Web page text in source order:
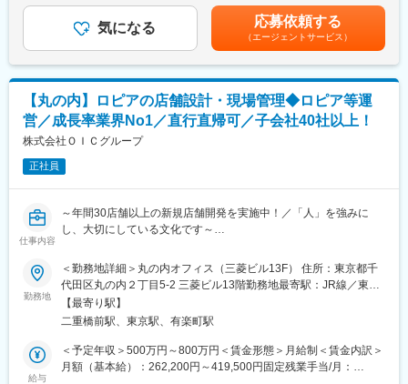
【お任せするのは、世界に1つだけの建物づくり】
手がける物件は、木造2×4工法、木造軸組構法の住宅及び軽量鉄
骨、重量鉄骨のアパート、福祉施設、店舗などです。
"完全自由設計"を掲げており、例えば「趣味のバイクを楽しむため
に、玄関をバイク2台が入る広さに」「公園の緑を見る
ために、あえてリビングを北側に」など、1つとして同じ設計はあ
りません。
日々、設計の楽しさを味わえます。
変更の範囲：会社の定める業務
・照度計算
・プランニングやコンセプト資料の作成
・営業担当と一緒に、クライアントの打合せに同行／ニーズやイ
・現場でのライティング調整作業
※先輩が一緒について教えますのでご安心ください。
・生活者視点を大切にした商品開発
現場やお客様の声を起点に、仮説検証と改良を素早く重ねる風土
す。
・小さく始め、大きく育てる経営スタイル
早期から裁量ある仕事をお任せしています。
・実力を正当に評価する人材育成環境
年次にとらわれず360度評価で成果や挑戦を評価。教育制度も充
実しており、職種の枠を越えた成長機会がございます。
変更の範囲：会社の定める業務
る可能性がございます。※休日出勤手当あり※リーダー職は固定残
業手当（50,000円／20～25h／超過分別途支給）※管理監督職は時
間外手当の対象外賃金はあくまでも目安の金額であり、選考を通
じて上下する可能性があります。月給(月額)は固定手当を含めた表
記です。
気になる 応募依頼する
（エージェントサービス）
【丸の内】ロピアの店舗設計・現場管理◆ロピア等運
営／成長率業界No1／直行直帰可／子会社40社以上！
株式会社ＯＩＣグループ
正社員
仕事内容
～年間30店舗以上の新規店舗開発を実施中！／「人」を強みに
し、大切にしている文化です～
■概要
・業界No1の成長を誇るスーパー『ロピア』などを展開する当社
にて、新店オープン・既存の改装店舗の設計及び工程管理等を行
って頂きます。
■業務詳細
・新店・改造店の基本設計及び発注管理・予算管理
・新店・改造店の装備の仕様書の策定
勤務地
＜勤務地詳細＞丸の内オフィス（三菱ビル13F） 住所：東京都千
代田区丸の内２丁目5-2 三菱ビル13階勤務地最寄駅：JR線／東京
駅受動喫煙対策：敷地内全面禁煙変更の範囲：会社の定める事業
所（リモートワーク含む）
【最寄り駅】
二重橋前駅、東京駅、有楽町駅
給与
＜予定年収＞500万円～800万円＜賃金形態＞月給制＜賃金内訳＞
月額（基本給）：262,200円～419,500円固定残業手当/月：